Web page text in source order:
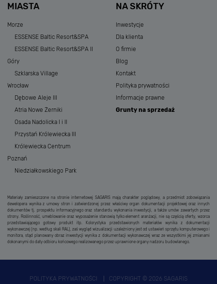
MIASTA
Morze
ESSENSE Baltic Resort&SPA
ESSENSE Baltic Resort&SPA II
Góry
Szklarska Village
Wrocław
Dębowe Aleje III
Atria Nowe Żerniki
Osada Nadolicka I i II
Przystań Królewiecka III
Królewiecka Centrum
Poznań
Niedziałkowskiego Park
NA SKRÓTY
Inwestycje
Dla klienta
O firmie
Blog
Kontakt
Polityka prywatności
Informacje prawne
Grunty na sprzedaż
Materiały zamieszczone na stronie internetowej SAGARIS mają charakter poglądowy, a przedmiot zobowiązania
dewelopera wynika z umowy stron i zatwierdzonej przez właściwy organ dokumentacji projektowej oraz innych
dokumentów tj. prospektu informacyjnego oraz standardu wykonania inwestycji, a także umów zawartych przez
strony. Roślinność, umeblowanie oraz wyposażenie stanowią tylko element aranżacji, nie są częścią oferty, wzorca
przedstawiającego gotowy produkt itp. Kolorystyka przedstawionych materiałów wynika z dokumentacji
wykonawczej (np. według skali RAL), zaś wygląd wizualizacji uzależniony jest od ustawień sprzętu komputerowego i
monitora, stąd planowany obraz inwestycji wynika z dokumentacji wykonawczej wraz ze wszystkimi jej zmianami
dokonanymi do daty odbioru końcowego realizowanego przez uprawnione organy nadzoru budowlanego.
POLITYKA PRYWATNOŚCI COPYRIGHT © 2026 SAGARIS